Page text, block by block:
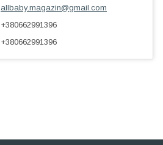
allbaby.magazin@gmail.com
+380662991396
+380662991396